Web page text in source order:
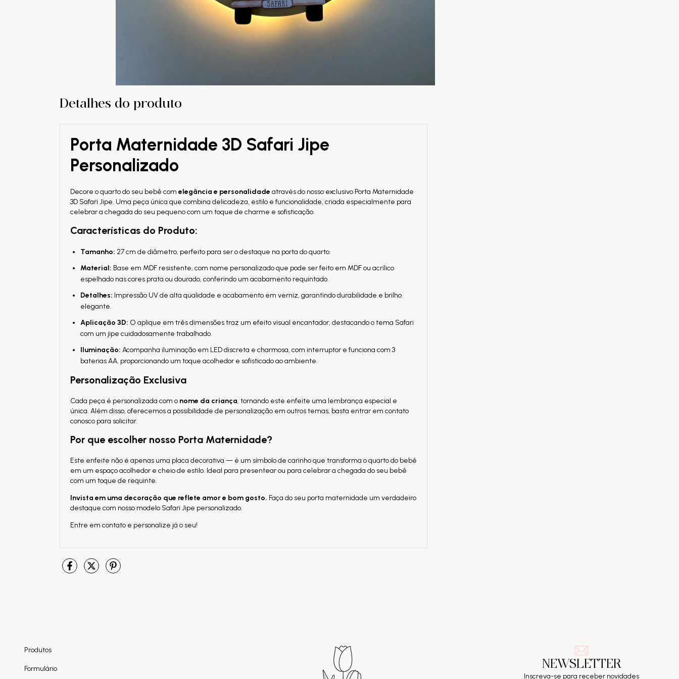
Detalhes do produto
Porta Maternidade 3D Safari Jipe
Personalizado
Decore o quarto do seu bebê com elegância e personalidade através do nosso exclusivo Porta Maternidade
3D Safari Jipe. Uma peça única que combina delicadeza, estilo e funcionalidade, criada especialmente para
celebrar a chegada do seu pequeno com um toque de charme e sofisticação.
Características do Produto:
Tamanho: 27 cm de diâmetro, perfeito para ser o destaque na porta do quarto.
Material: Base em MDF resistente, com nome personalizado que pode ser feito em MDF ou acrílico
espelhado nas cores prata ou dourado, conferindo um acabamento requintado.
Detalhes: Impressão UV de alta qualidade e acabamento em verniz, garantindo durabilidade e brilho
elegante.
Aplicação 3D: O aplique em três dimensões traz um efeito visual encantador, destacando o tema Safari
com um jipe cuidadosamente trabalhado.
Iluminação: Acompanha iluminação em LED discreta e charmosa, com interruptor e funciona com 3
baterias AA, proporcionando um toque acolhedor e sofisticado ao ambiente.
Personalização Exclusiva
Cada peça é personalizada com o nome da criança, tornando este enfeite uma lembrança especial e
única. Além disso, oferecemos a possibilidade de personalização em outros temas, basta entrar em contato
conosco para solicitar.
Por que escolher nosso Porta Maternidade?
Este enfeite não é apenas uma placa decorativa — é um símbolo de carinho que transforma o quarto do bebê
em um espaço acolhedor e cheio de estilo. Ideal para presentear ou para celebrar a chegada do seu bebê
com um toque de requinte.
Invista em uma decoração que reflete amor e bom gosto. Faça do seu porta maternidade um verdadeiro
destaque com nosso modelo Safari Jipe personalizado.
Entre em contato e personalize já o seu!
Produtos
Formulário NEWSLETTER
Inscreva-se para receber novidades